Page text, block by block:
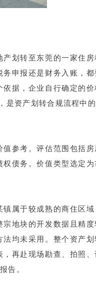
划转至东莞的一家住
申报还是财务入账，
据，企业自行确定的
是资产划转合规流程中的
参考。评估范围包括
债务。价值类型选定
属于较成熟的商住区
地块的开发数据且精
均未采用。整个资产
再赴现场勘查、拍照
告。